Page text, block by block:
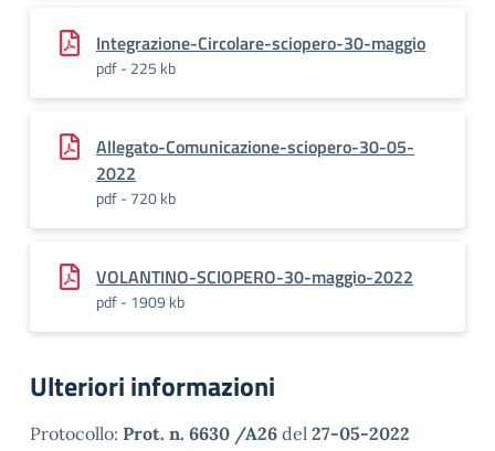
Integrazione-Circolare-sciopero-30-maggio
pdf - 225 kb
Allegato-Comunicazione-sciopero-30-05-
2022
pdf - 720 kb
VOLANTINO-SCIOPERO-30-maggio-2022
pdf - 1909 kb
Ulteriori informazioni
Protocollo: Prot. n. 6630 /A26 del 27-05-2022